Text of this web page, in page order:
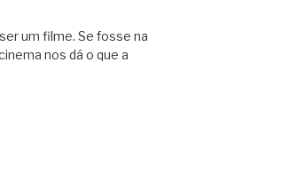
um filme. Se fosse na
nos dá o que a